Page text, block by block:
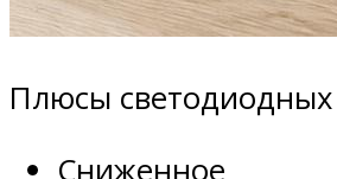
Плюсы
Сниженное